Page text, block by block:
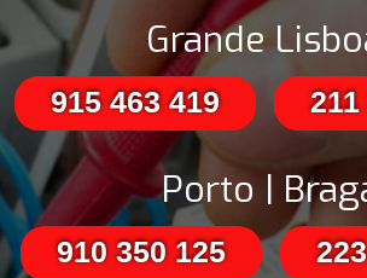
Grande
915 463 419
Porto |
910 350 125